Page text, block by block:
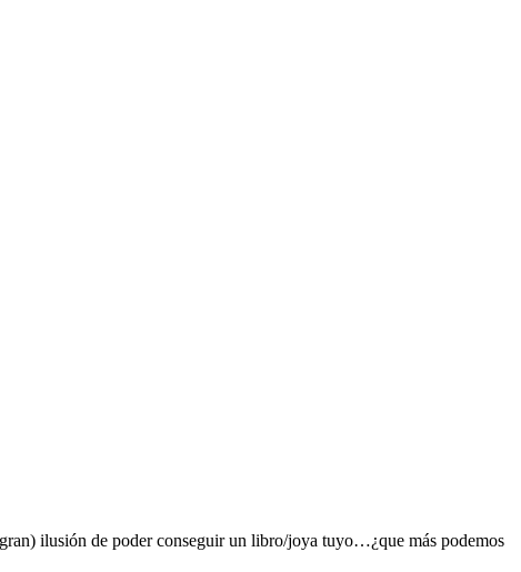
ilusión de poder conseguir un libro/joya tuyo…¿que más podemos